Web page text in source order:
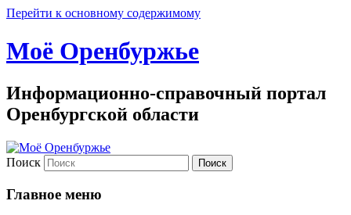
Перейти к основному содержимому
Моё Оренбуржье
Информационно-справочный портал
Оренбургской области
Поиск
Главное меню